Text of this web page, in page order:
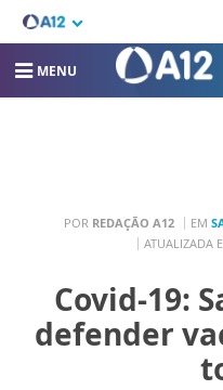
MENU
POR REDAÇÃO A12 EM
ATUALIZADA
Covid-19:
defender